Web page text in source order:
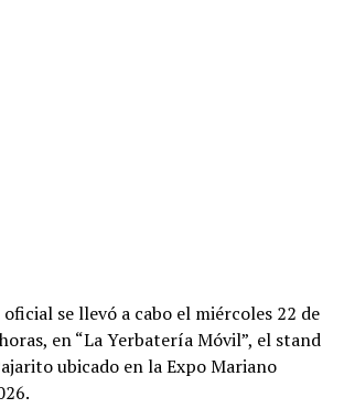
se llevó a cabo el miércoles 22 de
en “La Yerbatería Móvil”, el stand
ubicado en la Expo Mariano